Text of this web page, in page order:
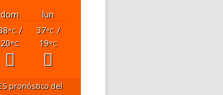
dom
lun
°C/
20°C
37°C /
19°C
pronóstico del